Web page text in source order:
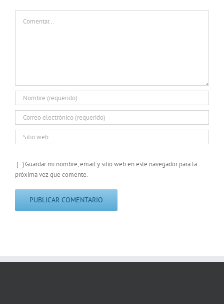
Guardar mi nombre, email y sitio web en este navegador para la
próxima vez que comente.